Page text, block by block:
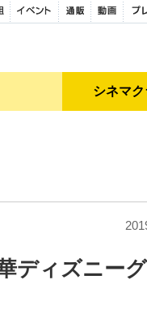
シネマ
ディズニー